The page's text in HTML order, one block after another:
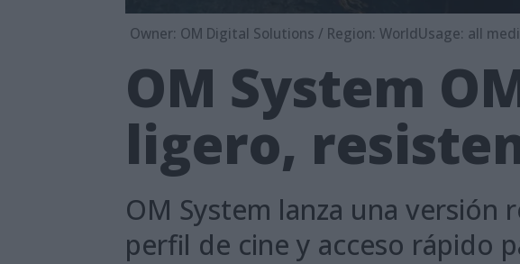
Owner: OM Digital Solutions / Region: WorldUsage: all
OM System
ligero,
OM System lanza una versión
perfil de cine y acceso rápido